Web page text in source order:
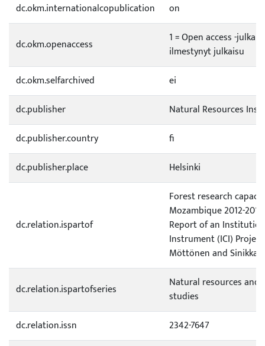
dc.okm.internationalcopublication
on
dc.okm.openaccess
1 = Open access -
ilmestynyt julkaisu
dc.okm.selfarchived
ei
dc.publisher
Natural Resources
dc.publisher.country
fi
dc.publisher.place
Helsinki
dc.relation.ispartof
Forest research
Mozambique 2012-2015
Report of an
Instrument (ICI)
Möttönen and Sinikka
dc.relation.ispartofseries
Natural resources and
studies
dc.relation.issn
2342-7647